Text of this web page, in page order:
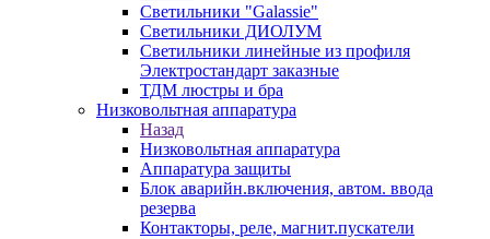
Светильники "Galassie"
Светильники ДИОЛУМ
Светильники линейные из профиля
Электростандарт заказные
ТДМ люстры и бра
Низковольтная аппаратура
Назад
Низковольтная аппаратура
Аппаратура защиты
Блок аварийн.включения, автом. ввода
резерва
Контакторы, реле, магнит.пускатели